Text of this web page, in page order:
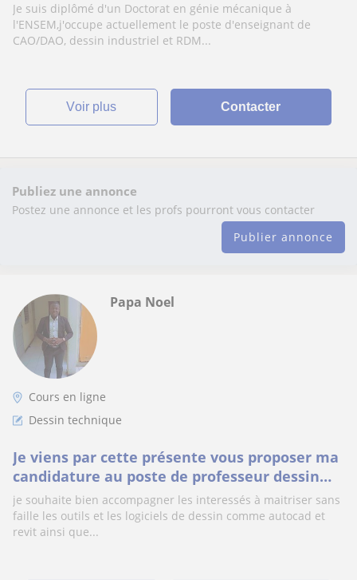
Je suis diplômé d'un Doctorat en génie mécanique à
l'ENSEM,j'occupe actuellement le poste d'enseignant de
CAO/DAO, dessin industriel et RDM...
voir plus Contacter
Publiez une annonce
Postez une annonce et les profs pourront vous contacter
Publier annonce
Papa Noel
Cours en ligne
Dessin technique
Je viens par cette présente vous proposer ma
candidature au poste de professeur dessin
technique et autocad.
je souhaite bien accompagner les interessés à maitriser sans
faille les outils et les logiciels de dessin comme autocad et
revit ainsi que...